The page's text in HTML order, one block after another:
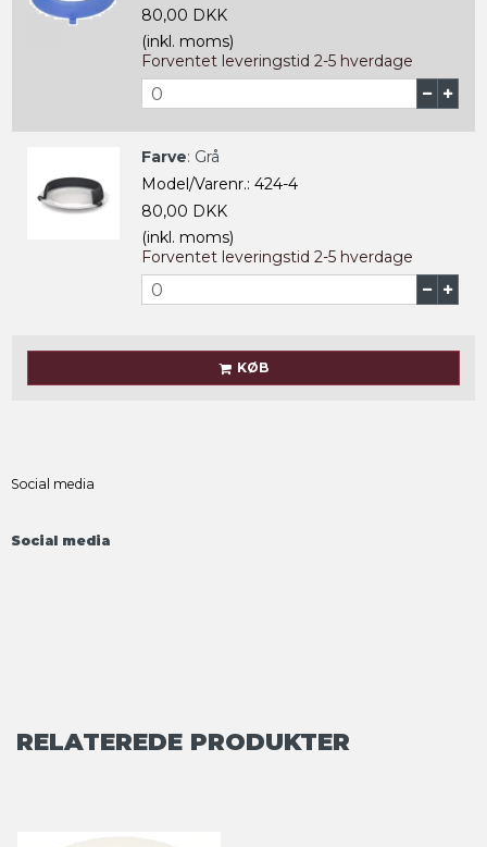
80,00 DKK
(inkl. moms)
Forventet leveringstid 2-5 hverdage
Farve: Grå
Model/Varenr.: 424-4
80,00 DKK
(inkl. moms)
Forventet leveringstid 2-5 hverdage
KØB
Social media
Social media
RELATEREDE PRODUKTER